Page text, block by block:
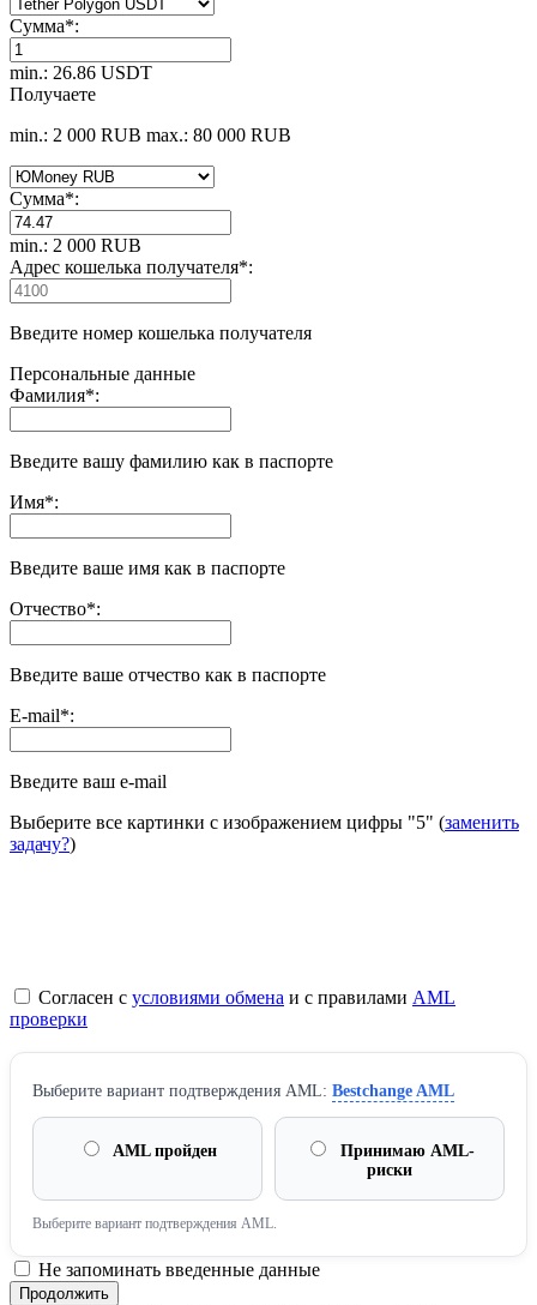
Сумма*:
min.: 26.86 USDT
Получаете
min.: 2 000 RUB max.: 80 000 RUB
Сумма*:
min.: 2 000 RUB
Адрес кошелька получателя*:
Введите номер кошелька получателя
Персональные данные
Фамилия*:
Введите вашу фамилию как в паспорте
Имя*:
Введите ваше имя как в паспорте
Отчество*:
Введите ваше отчество как в паспорте
E-mail*:
Введите ваш e-mail
Выберите все картинки с изображением цифры "5" (заменить
задачу?)
Согласен с условиями обмена и с правилами AML
проверки
Выберите вариант подтверждения AML: Bestchange AML
AML пройден
Принимаю AML-
риски
Выберите вариант подтверждения AML.
Не запоминать введенные данные